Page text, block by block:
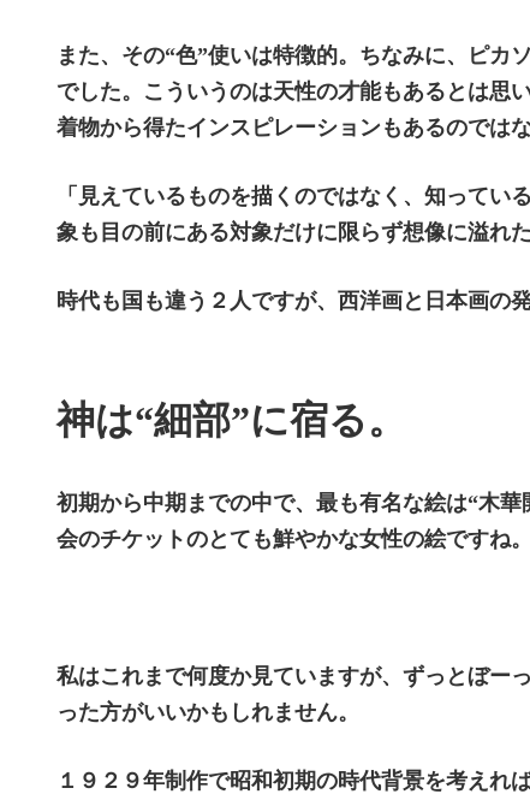
また、その“色”使いは特徴的。ちなみに、ピカ
でした。こういうのは天性の才能もあるとは思
着物から得たインスピレーションもあるのでは
「見えているものを描くのではなく、知って
象も目の前にある対象だけに限らず想像に溢れ
時代も国も違う２人ですが、西洋画と日本画の
神は“細部”に宿る。
初期から中期までの中で、最も有名な絵は“木
会のチケットのとても鮮やかな女性の絵ですね。
私はこれまで何度か見ていますが、ずっとぼー
った方がいいかもしれません。
１９２９年制作で昭和初期の時代背景を考えれ